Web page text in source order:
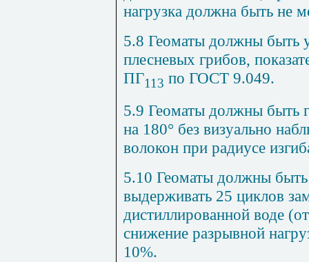
нагрузка должна быть не
5.8 Геоматы должны быть
плесневых грибов,
ПГ113 по ГОСТ 9.049.
5.9 Геоматы должны быть
на 180° без визуально
волокон при радиусе
5.10 Геоматы должны
выдерживать 25 циклов
дистиллированной воде
снижение разрывной
10%.